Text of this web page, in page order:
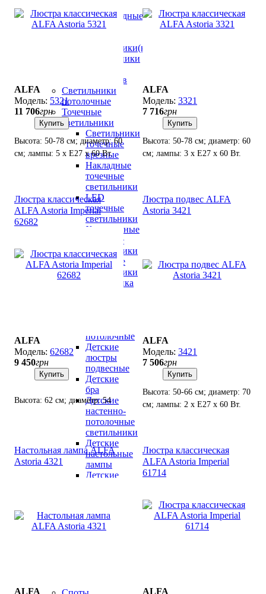
светодиодные
Уличные
светильники(консольные)
Светильники
бассейнов
Светильники
потолочные
Точечные
светильники
Светильники
точечные
врезные
Накладные
точечные
светильники
LED
точечные
светильники
Хрустальные
точечные
светильники
Точечные
светильники
флористика
потолочные
Детские
люстры
подвесные
Детские
бра
Детские
настенно-
потолочные
светильники
Детские
настольные
лампы
Детские
ванн
Светильники
ALFA
5321
11 706грн
Купить
Высота: 50-78 см; диаметр: 60
см; лампы: 5 х Е27 х 60 Вт.
ALFA
3321
7 716грн
Купить
Высота: 50-78 см; диаметр: 60
см; лампы: 3 х Е27 х 60 Вт.
Люстра классическая
ALFA Astoria Imperial
62682
ALFA
62682
9 450грн
Купить
Высота: 62 см; диаметр: 54
см; лампы: 3 х Е-27 х 60 Вт.
Люстра подвес ALFA
Astoria 3421
ALFA
3421
7 506грн
Купить
Высота: 50-66 см; диаметр: 70
см; лампы: 2 х Е27 х 60 Вт.
Настольная лампа ALFA
Astoria 4321
ALFA
Люстра классическая
ALFA Astoria Imperial
61714
ALFA